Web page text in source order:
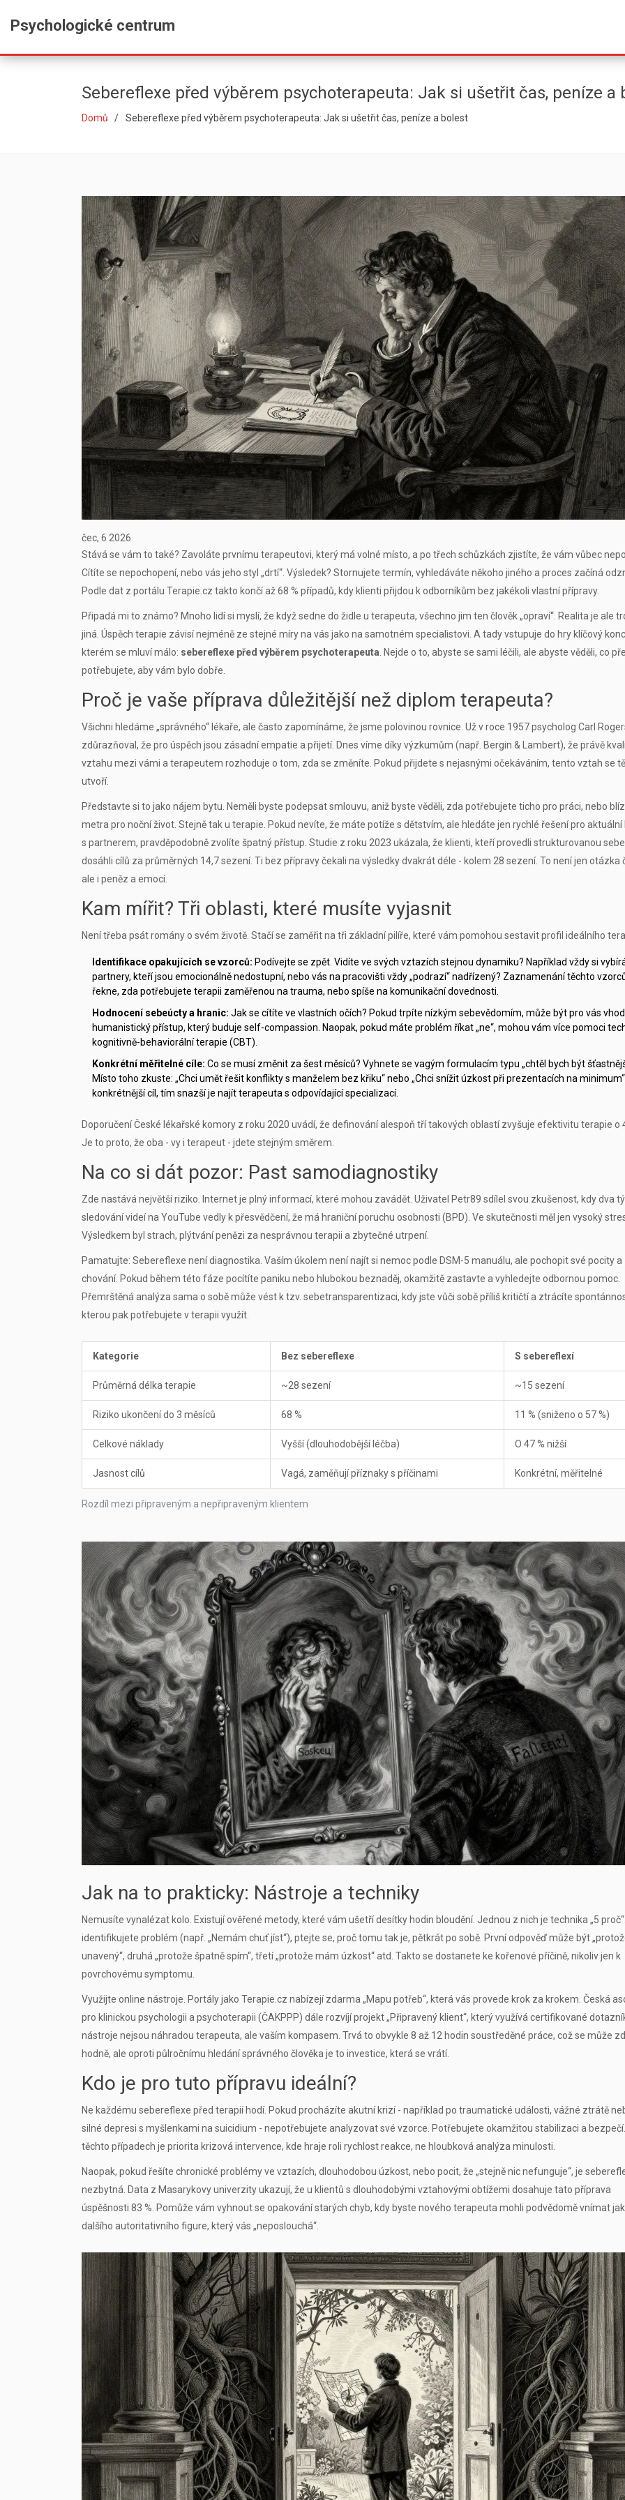
Psychologické centrum
Sebereflexe před výběrem psychoterapeuta: Jak si ušetřit čas, peníze a
Domů Sebereflexe před výběrem psychoterapeuta: Jak si ušetřit čas, peníze a bolest
čec, 6 2026
Stává se vám to také? Zavoláte prvnímu terapeutovi, který má volné místo, a po třech schůzkách zjistíte, že vám vůbec
Cítíte se nepochopení, nebo vás jeho styl „drtí“. Výsledek? Stornujete termín, vyhledáváte někoho jiného a proces začíná
Podle dat z portálu Terapie.cz takto končí až 68 % případů, kdy klienti přijdou k odborníkům bez jakékoli vlastní přípravy.
Připadá mi to známo? Mnoho lidí si myslí, že když sedne do židle u terapeuta, všechno jim ten člověk „opraví“. Realita je ale
jiná. Úspěch terapie závisí nejméně ze stejné míry na vás jako na samotném specialistovi. A tady vstupuje do hry klíčový
kterém se mluví málo: sebereflexe před výběrem psychoterapeuta . Nejde o to, abyste se sami léčili, ale abyste věděli, co
potřebujete, aby vám bylo dobře.
Proč je vaše příprava důležitější než diplom terapeuta?
Všichni hledáme „správného“ lékaře, ale často zapomínáme, že jsme polovinou rovnice. Už v roce 1957 psycholog Carl
zdůrazňoval, že pro úspěch jsou zásadní empatie a přijetí. Dnes víme díky výzkumům (např. Bergin & Lambert), že právě
vztahu mezi vámi a terapeutem rozhoduje o tom, zda se změníte. Pokud přijdete s nejasnými očekáváním, tento vztah se
utvoří.
Představte si to jako nájem bytu. Neměli byste podepsat smlouvu, aniž byste věděli, zda potřebujete ticho pro práci, nebo
metra pro noční život. Stejně tak u terapie. Pokud nevíte, že máte potíže s dětstvím, ale hledáte jen rychlé řešení pro aktuální
s partnerem, pravděpodobně zvolíte špatný přístup. Studie z roku 2023 ukázala, že klienti, kteří provedli strukturovanou
dosáhli cílů za průměrných 14,7 sezení. Ti bez přípravy čekali na výsledky dvakrát déle - kolem 28 sezení. To není jen otázka
ale i peněz a emocí.
Kam mířit? Tři oblasti, které musíte vyjasnit
Není třeba psát romány o svém životě. Stačí se zaměřit na tři základní pilíře, které vám pomohou sestavit profil ideálního
Identifikace opakujících se vzorců: Podívejte se zpět. Vidíte ve svých vztazích stejnou dynamiku? Například vždy si
partnery, kteří jsou emocionálně nedostupní, nebo vás na pracovišti vždy „podrazí“ nadřízený? Zaznamenání těchto
řekne, zda potřebujete terapii zaměřenou na trauma, nebo spíše na komunikační dovednosti.
Hodnocení sebeúcty a hranic: Jak se cítíte ve vlastních očích? Pokud trpíte nízkým sebevědomím, může být pro vás
humanistický přístup, který buduje self-compassion. Naopak, pokud máte problém říkat „ne“, mohou vám více pomoci
kognitivně-behaviorální terapie (CBT).
Konkrétní měřitelné cíle: Co se musí změnit za šest měsíců? Vyhnete se vagým formulacím typu „chtěl bych být
Místo toho zkuste: „Chci umět řešit konflikty s manželem bez křiku“ nebo „Chci snížit úzkost při prezentacích na
konkrétnější cíl, tím snazší je najít terapeuta s odpovídající specializací.
Doporučení České lékařské komory z roku 2020 uvádí, že definování alespoň tří takových oblastí zvyšuje efektivitu terapie o
Je to proto, že oba - vy i terapeut - jdete stejným směrem.
Na co si dát pozor: Past samodiagnostiky
Zde nastává největší riziko. Internet je plný informací, které mohou zavádět. Uživatel Petr89 sdílel svou zkušenost, kdy dva
sledování videí na YouTube vedly k přesvědčení, že má hraniční poruchu osobnosti (BPD). Ve skutečnosti měl jen vysoký
Výsledkem byl strach, plýtvání penězi za nesprávnou terapii a zbytečné utrpení.
Pamatujte: Sebereflexe není diagnostika. Vaším úkolem není najít si nemoc podle DSM-5 manuálu, ale pochopit své pocity a
chování. Pokud během této fáze pocítíte paniku nebo hlubokou beznaděj, okamžitě zastavte a vyhledejte odbornou pomoc.
Přemrštěná analýza sama o sobě může vést k tzv. sebetransparentizaci, kdy jste vůči sobě příliš kritičtí a ztrácíte
kterou pak potřebujete v terapii využít.
Rozdíl mezi připraveným a nepřipraveným klientem
Kategorie Bez sebereflexe S sebereflexí
Průměrná délka terapie ~28 sezení ~15 sezení
Riziko ukončení do 3 měsíců 68 % 11 % (sniženo o 57 %)
Celkové náklady Vyšší (dlouhodobější léčba) O 47 % nižší
Jasnost cílů Vagá, zaměňují příznaky s příčinami Konkrétní, měřitelné
Jak na to prakticky: Nástroje a techniky
Nemusíte vynalézat kolo. Existují ověřené metody, které vám ušetří desítky hodin bloudění. Jednou z nich je technika „5
identifikujete problém (např. „Nemám chuť jíst“), ptejte se, proč tomu tak je, pětkrát po sobě. První odpověď může být
unavený“, druhá „protože špatně spím“, třetí „protože mám úzkost“ atd. Takto se dostanete ke kořenové příčině, nikoliv jen k
povrchovému symptomu.
Využijte online nástroje. Portály jako Terapie.cz nabízejí zdarma „Mapu potřeb“, která vás provede krok za krokem. Česká
pro klinickou psychologii a psychoterapii (ČAKPPP) dále rozvíjí projekt „Připravený klient“, který využívá certifikované
nástroje nejsou náhradou terapeuta, ale vaším kompasem. Trvá to obvykle 8 až 12 hodin soustředěné práce, což se může
hodně, ale oproti půlročnímu hledání správného člověka je to investice, která se vrátí.
Kdo je pro tuto přípravu ideální?
Ne každému sebereflexe před terapií hodí. Pokud procházíte akutní krizí - například po traumatické události, vážné ztrátě
silné depresi s myšlenkami na suicidium - nepotřebujete analyzovat své vzorce. Potřebujete okamžitou stabilizaci a
těchto případech je priorita krizová intervence, kde hraje roli rychlost reakce, ne hloubková analýza minulosti.
Naopak, pokud řešíte chronické problémy ve vztazích, dlouhodobou úzkost, nebo pocit, že „stejně nic nefunguje“, je
nezbytná. Data z Masarykovy univerzity ukazují, že u klientů s dlouhodobými vztahovými obtížemi dosahuje tato příprava
úspěšnosti 83 %. Pomůže vám vyhnout se opakování starých chyb, kdy byste nového terapeuta mohli podvědomě vnímat
dalšího autoritativního figure, který vás „neposlouchá“.